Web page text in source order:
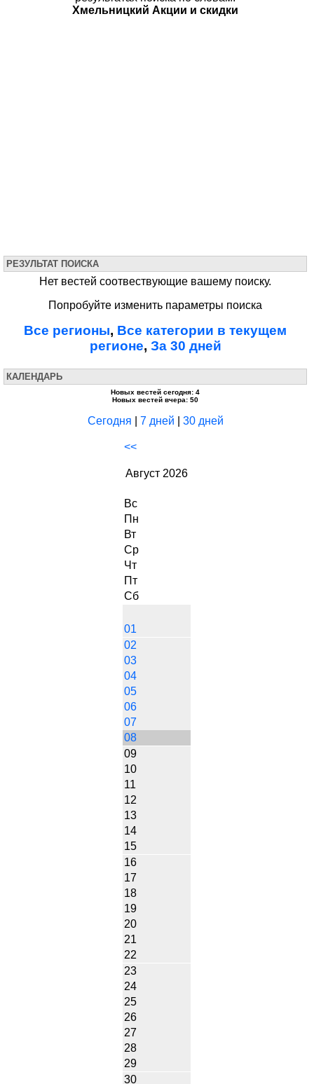
Хмельницкий Акции и скидки
РЕЗУЛЬТАТ ПОИСКА
Нет вестей соотвествующие вашему поиску.
Попробуйте изменить параметры поиска
Все регионы, Все категории в текущем
регионе, За 30 дней
КАЛЕНДАРЬ
Новых вестей сегодня: 4
Новых вестей вчера: 50
Сегодня 7 дней 30 дней
<<
Август 2026
Вс
Пн
Вт
Ср
Чт
Пт
Сб
01
02
03
04
05
06
07
08
09
10
11
12
13
14
15
16
17
18
19
20
21
22
23
24
25
26
27
28
29
30